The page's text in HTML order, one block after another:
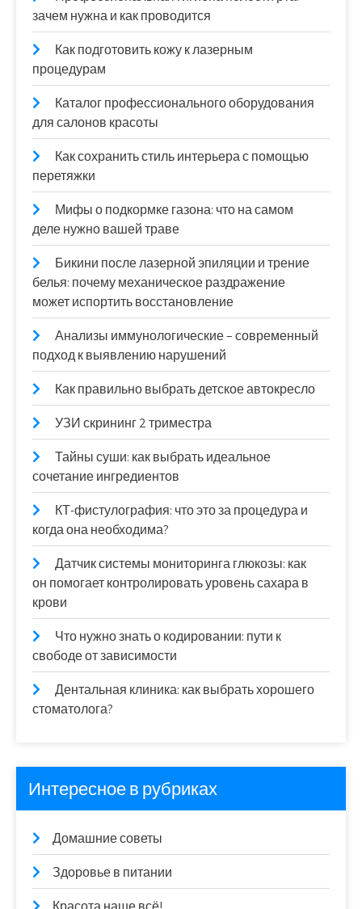
зачем нужна и как проводится
Как подготовить кожу к лазерным
процедурам
Каталог профессионального оборудования
для салонов красоты
Как сохранить стиль интерьера с помощью
перетяжки
Мифы о подкормке газона: что на самом
деле нужно вашей траве
Бикини после лазерной эпиляции и трение
белья: почему механическое раздражение
может испортить восстановление
Анализы иммунологические – современный
подход к выявлению нарушений
Как правильно выбрать детское автокресло
УЗИ скрининг 2 триместра
Тайны суши: как выбрать идеальное
сочетание ингредиентов
КТ-фистулография: что это за процедура и
когда она необходима?
Датчик системы мониторинга глюкозы: как
он помогает контролировать уровень сахара в
крови
Что нужно знать о кодировании: пути к
свободе от зависимости
Дентальная клиника: как выбрать хорошего
стоматолога?
Интересное в рубриках
Домашние советы
Здоровье в питании